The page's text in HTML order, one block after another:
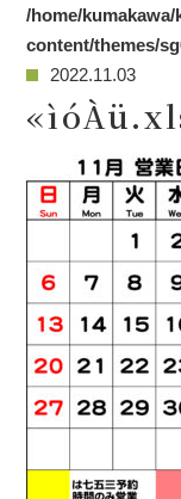
/home/
content/themes/
2022.11.03